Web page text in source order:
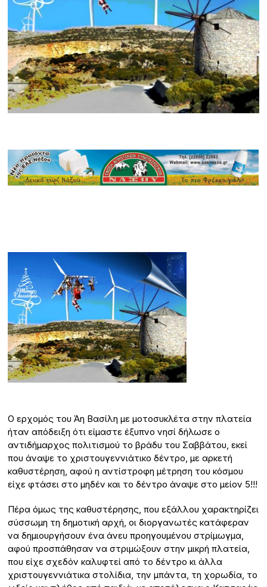
Ο ερχομός του Άη Βασίλη με μοτοσυκλέτα στην πλατεία
ήταν απόδειξη ότι είμαστε έξυπνο νησί δήλωσε ο
αντιδήμαρχος πολιτισμού το βράδυ του Σαββάτου, εκεί
που άναψε το χριστουγεννιάτικο δέντρο, με αρκετή
καθυστέρηση, αφού η αντίστροφη μέτρηση του κόσμου
είχε φτάσει στο μηδέν και το δέντρο άναψε στο μείον 5!!!
Πέρα όμως της καθυστέρησης, που εξάλλου χαρακτηρίζει
σύσσωμη τη δημοτική αρχή, οι διοργανωτές κατάφεραν
να δημιουργήσουν ένα άνευ προηγουμένου στρίμωγμα,
αφού προσπάθησαν να στριμώξουν στην μικρή πλατεία,
που είχε σχεδόν καλυφτεί από το δέντρο κι άλλα
χριστουγεννιάτικα στολίδια, την μπάντα, τη χορωδία, το